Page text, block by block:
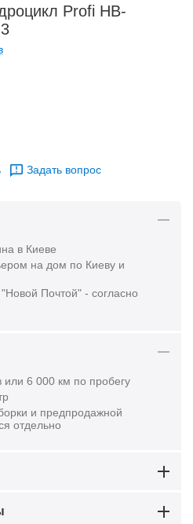
Profi HB-
Задать вопрос
в Киеве
на дом по Киеву и
Почтой" - согласно
6 000 км по пробегу
и предпродажной
отдельно